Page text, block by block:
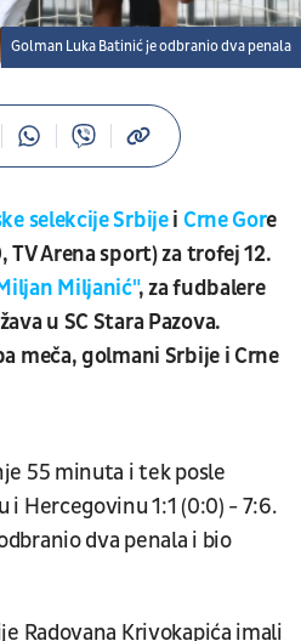
Golman Luka Batinić je odbranio dva penala
selekcije Srbijei Crne Gore
Arena sport) za trofej 12.
Miljanić", za fudbalere
u SC Stara Pazova.
meča, golmani Srbije i Crne
55 minuta i tek posle
i Hercegovinu 1:1 (0:0) - 7:6.
dva penala i bio
Radovana Krivokapića imali